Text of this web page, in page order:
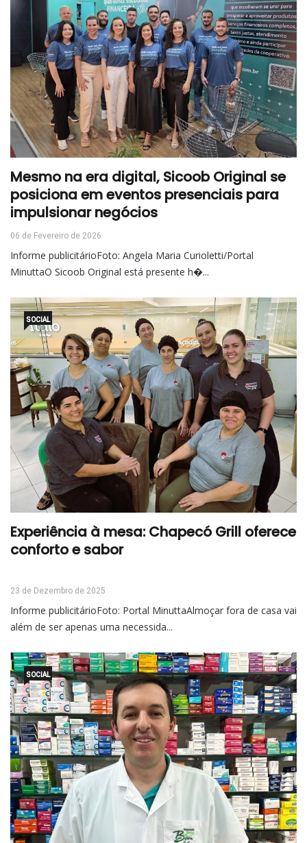
Mesmo na era digital, Sicoob Original se
posiciona em eventos presenciais para
impulsionar negócios
06 de Fevereiro de 2026
Informe publicitárioFoto: Angela Maria Curioletti/Portal
MinuttaO Sicoob Original está presente h�...
SOCIAL
Experiência à mesa: Chapecó Grill oferece
conforto e sabor
23 de Dezembro de 2025
Informe publicitárioFoto: Portal MinuttaAlmoçar fora de casa vai
além de ser apenas uma necessida...
SOCIAL